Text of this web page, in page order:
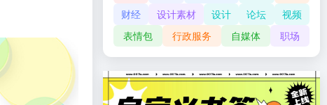
财经
设计素材 设计 论坛
视频
表情包
行政服务 自媒体 职场